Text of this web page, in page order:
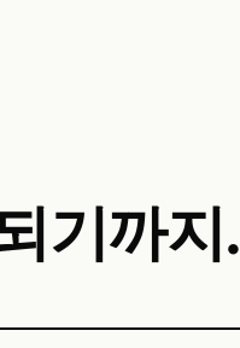
기까지.